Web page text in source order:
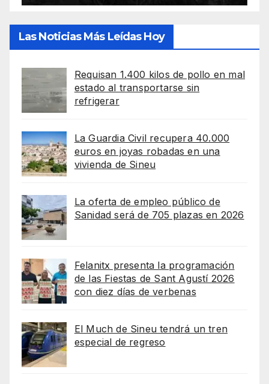
Las Noticias Más Leídas Hoy
Requisan 1.400 kilos de pollo en mal
estado al transportarse sin
refrigerar
La Guardia Civil recupera 40.000
euros en joyas robadas en una
vivienda de Sineu
La oferta de empleo público de
Sanidad será de 705 plazas en 2026
Felanitx presenta la programación
de las Fiestas de Sant Agustí 2026
con diez días de verbenas
El Much de Sineu tendrá un tren
especial de regreso